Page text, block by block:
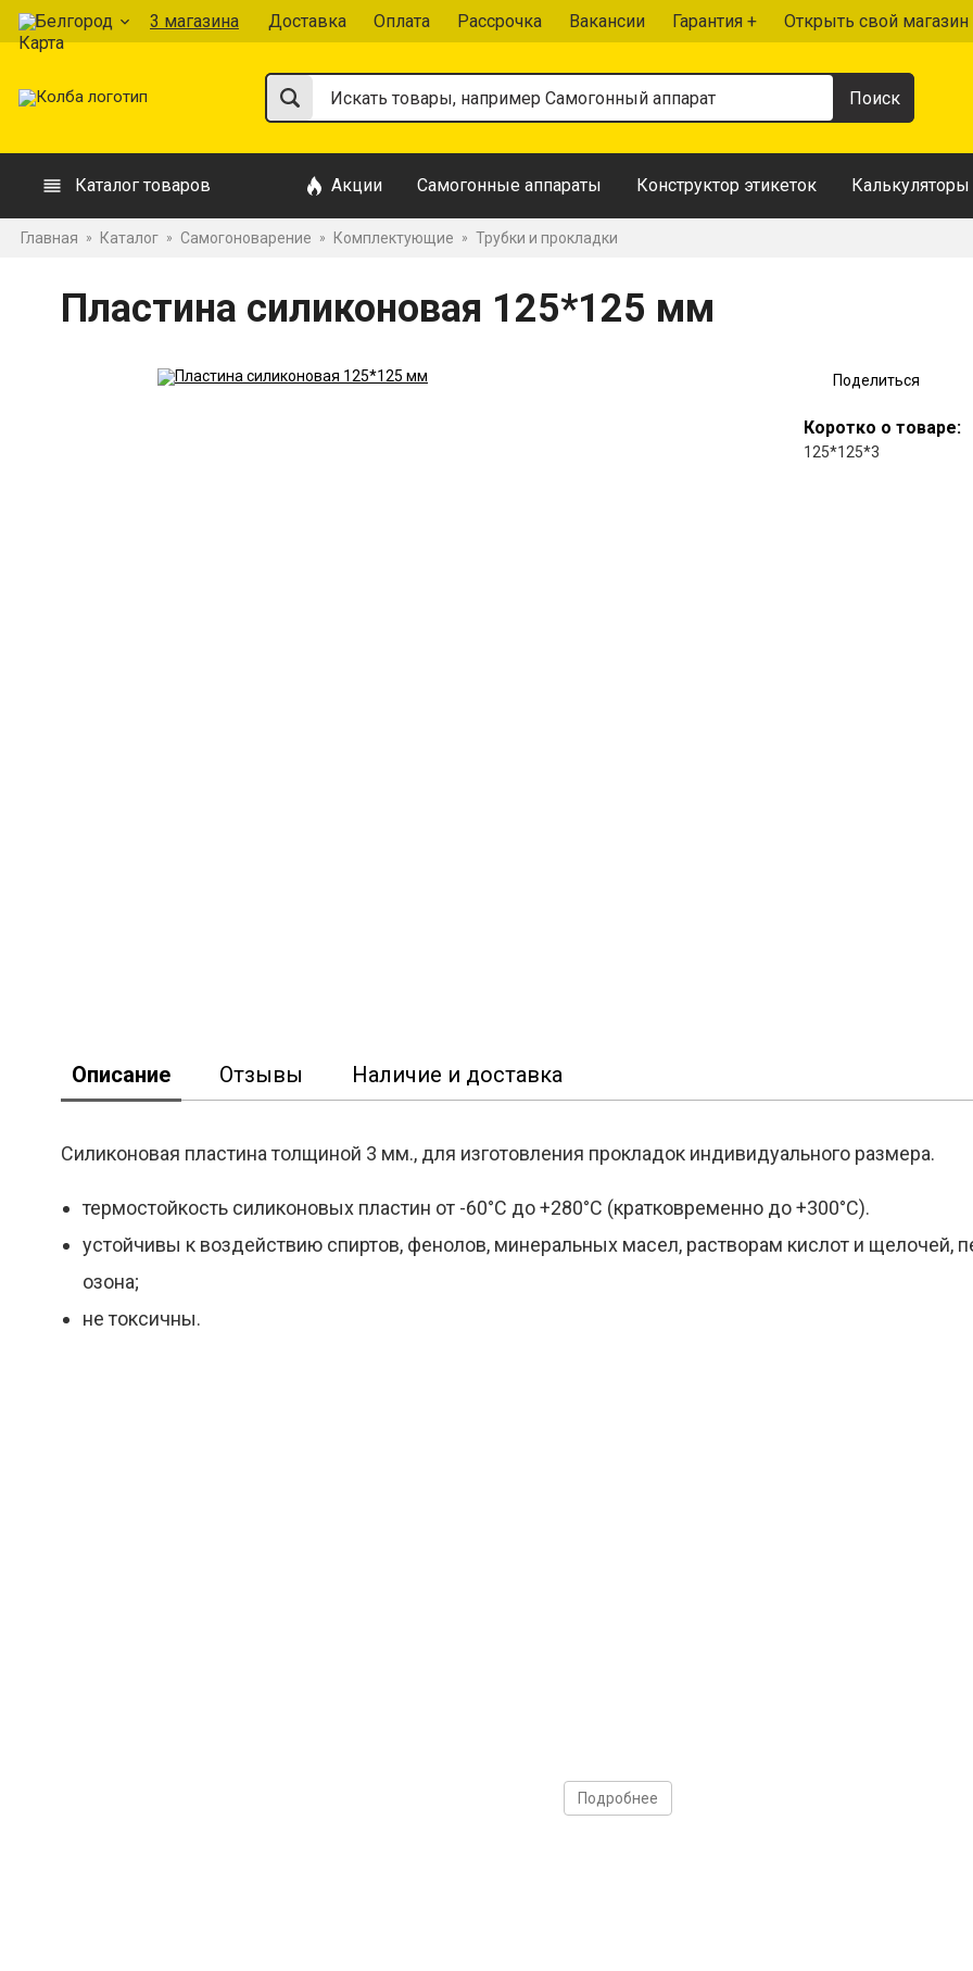
Белгород 3 магазина Доставка Оплата Рассрочка Вакансии Гарантия + Открыть свой магазин
Каталог товаров Акции Самогонные аппараты Конструктор этикеток Калькуляторы
Главная » Каталог » Самогоноварение » Комплектующие » Трубки и прокладки
Пластина силиконовая 125*125 мм
Поделиться
Коротко о товаре:
125*125*3
Описание Отзывы Наличие и доставка
Силиконовая пластина толщиной 3 мм., для изготовления прокладок индивидуального размера.
термостойкость силиконовых пластин от -60°С до +280°С (кратковременно до +300°С).
устойчивы к воздействию спиртов, фенолов, минеральных масел, растворам кислот и щелочей,
озона;
не токсичны.
Подробнее
Реклама